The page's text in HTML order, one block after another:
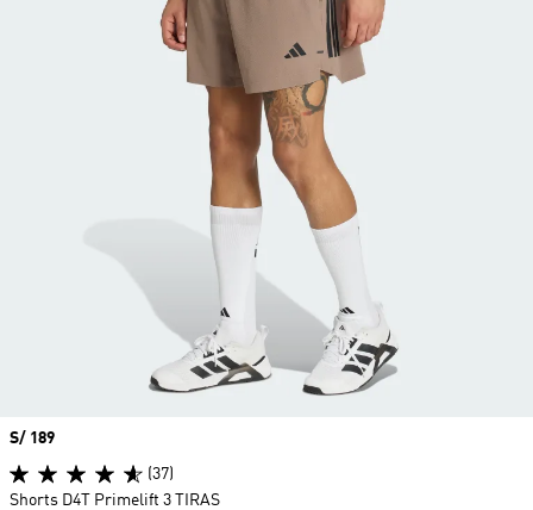
Precio
S/ 189
(37)
Shorts D4T Primelift 3 TIRAS